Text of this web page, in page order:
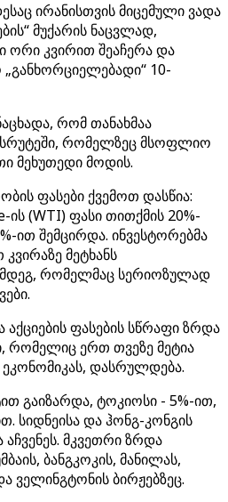
ირანისთვის მიცემული ვადა
მუქარის ნაცვლად,
ორი კვირით შეაჩერა და
10-
რომ თანახმაა
რომელზეც მსოფლიო
მეხუთედი მოდის.
ფასები ქვემოთ დასწია:
(WTI) ფასი თითქმის 20%-
ით შემცირდა. ინვესტორებმა
მეტხანს
რომელმაც სერიოზულად
აქციების ფასების სწრაფი ზრდა
რომელიც ერთ თვეზე მეტია
დასრულდება.
გაიზარდა, ტოკიოსი - 5%-ით,
სიდნეისა და ჰონგ-კონგის
აჩვენეს. მკვეთრი ზრდა
ბანგკოკის, მანილას,
ველინგტონის ბირჟებზეც.